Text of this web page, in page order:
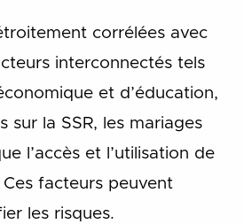
corrélées avec
interconnectés tels
et d’éducation,
sur la SSR, les mariages
l’accès et l’utilisation de
Ces facteurs peuvent
les risques.